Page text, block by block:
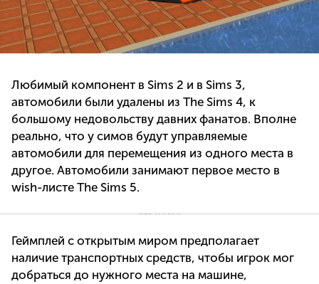
Любимый компонент в Sims 2 и в Sims 3,
автомобили были удалены из The Sims 4, к
большому недовольству давних фанатов. Вполне
реально, что у симов будут управляемые
автомобили для перемещения из одного места в
другое. Автомобили занимают первое место в
wish-листе The Sims 5.
Геймплей с открытым миром предполагает
наличие транспортных средств, чтобы игрок мог
добраться до нужного места на машине,